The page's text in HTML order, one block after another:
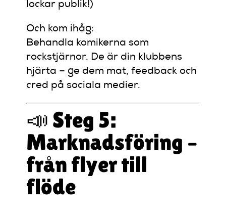
lockar publik!)
Och kom ihåg:
Behandla komikerna som
rockstjärnor. De är din klubbens
hjärta – ge dem mat, feedback och
cred på sociala medier.
📣 Steg 5:
Marknadsföring –
från flyer till
flöde